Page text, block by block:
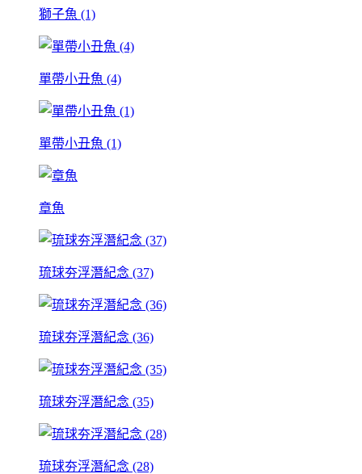
獅子魚 (1)
單帶小丑魚 (4)
單帶小丑魚 (1)
章魚
琉球夯浮潛紀念 (37)
琉球夯浮潛紀念 (36)
琉球夯浮潛紀念 (35)
琉球夯浮潛紀念 (28)